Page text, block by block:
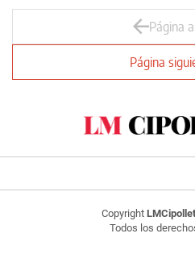
Página
Página
Copyright
Todos los